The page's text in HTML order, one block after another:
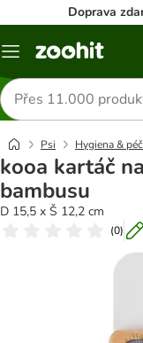
Doprava
Menu
Hledat
produkty
Psi Hygiena &
kooa kartáč
bambusu
D 15,5 x Š 12,2 cm
(0)